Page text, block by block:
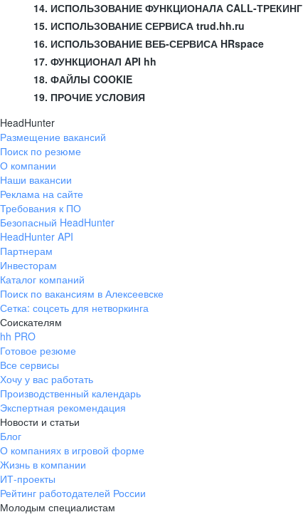
14. ИСПОЛЬЗОВАНИЕ ФУНКЦИОНАЛА CALL-ТРЕКИНГ
15. ИСПОЛЬЗОВАНИЕ СЕРВИСА trud.hh.ru
16. ИСПОЛЬЗОВАНИЕ ВЕБ-СЕРВИСА HRspace
17. ФУНКЦИОНАЛ API hh
18. ФАЙЛЫ COOKIE
19. ПРОЧИЕ УСЛОВИЯ
HeadHunter
Размещение вакансий
Поиск по резюме
О компании
Наши вакансии
Реклама на сайте
Требования к ПО
Безопасный HeadHunter
HeadHunter API
Партнерам
Инвесторам
Каталог компаний
Поиск по вакансиям в Алексеевске
Сетка: соцсеть для нетворкинга
Соискателям
hh PRO
Готовое резюме
Все сервисы
Хочу у вас работать
Производственный календарь
Экспертная рекомендация
Новости и статьи
Блог
О компаниях в игровой форме
Жизнь в компании
ИТ-проекты
Рейтинг работодателей России
Молодым специалистам